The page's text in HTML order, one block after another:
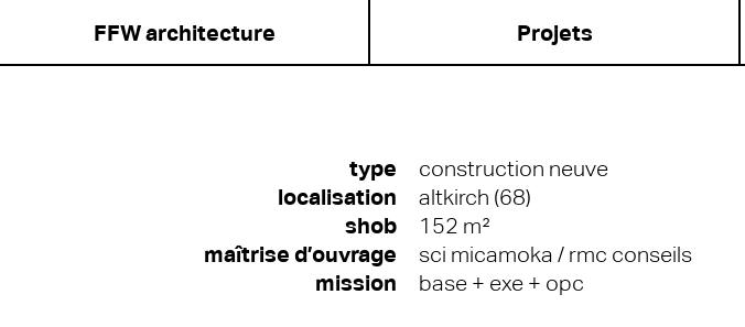
FFW architecture Projets
type
localisation
shob
maîtrise d’ouvrage
mission
construction neuve
altkirch (68)
152 m²
sci micamoka / rmc conseils
base + exe + opc